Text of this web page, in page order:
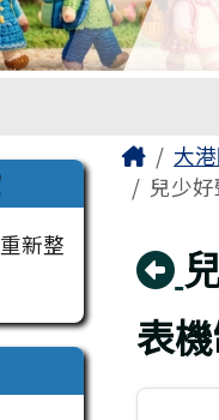
新整
主內
Home
大
兒少
表